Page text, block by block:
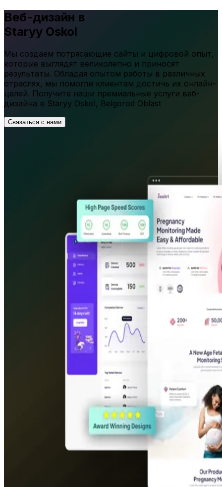
Веб-дизайн в
Staryy Oskol
Мы создаем потрясающие сайты и цифровой опыт,
которые выглядят великолепно и приносят
результаты. Обладая опытом работы в различных
отраслях, мы помогли клиентам достичь их онлайн-
целей. Получите наши премиальные услуги веб-
дизайна в Staryy Oskol, Belgorod Oblast
Связаться с нами